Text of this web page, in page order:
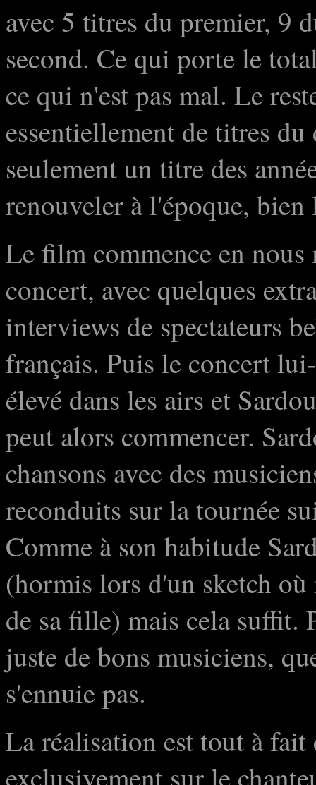
avec 5 titres du premier, 9
second. Ce qui porte le
ce qui n'est pas mal. Le
essentiellement de titres du
seulement un titre des
renouveler à l'époque,
Le film commence en
concert, avec quelques
interviews de spectateurs
français. Puis le concert
élevé dans les airs et
peut alors commencer.
chansons avec des
reconduits sur la tournée
Comme à son habitude
(hormis lors d'un sketch
de sa fille) mais cela suffit.
juste de bons musiciens,
s'ennuie pas.
La réalisation est tout à fait
exclusivement sur le